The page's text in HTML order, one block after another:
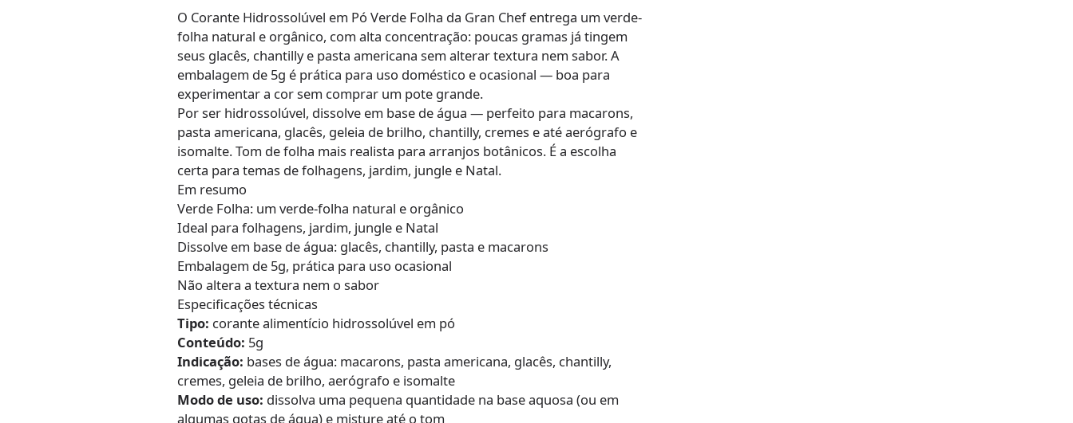
O Corante Hidrossolúvel em Pó Verde Folha da Gran Chef entrega um verde-
folha natural e orgânico, com alta concentração: poucas gramas já tingem
seus glacês, chantilly e pasta americana sem alterar textura nem sabor. A
embalagem de 5g é prática para uso doméstico e ocasional — boa para
experimentar a cor sem comprar um pote grande.
Por ser hidrossolúvel, dissolve em base de água — perfeito para macarons,
pasta americana, glacês, geleia de brilho, chantilly, cremes e até aerógrafo e
isomalte. Tom de folha mais realista para arranjos botânicos. É a escolha
certa para temas de folhagens, jardim, jungle e Natal.
Em resumo
Verde Folha: um verde-folha natural e orgânico
Ideal para folhagens, jardim, jungle e Natal
Dissolve em base de água: glacês, chantilly, pasta e macarons
Embalagem de 5g, prática para uso ocasional
Não altera a textura nem o sabor
Especificações técnicas
Tipo: corante alimentício hidrossolúvel em pó
Conteúdo: 5g
Indicação: bases de água: macarons, pasta americana, glacês, chantilly,
cremes, geleia de brilho, aerógrafo e isomalte
Modo de uso: dissolva uma pequena quantidade na base aquosa (ou em
algumas gotas de água) e misture até o tom